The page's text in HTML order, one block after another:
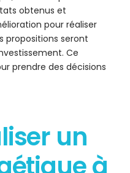
obtenus et
pour réaliser
propositions seront
Ce
prendre des décisions
un